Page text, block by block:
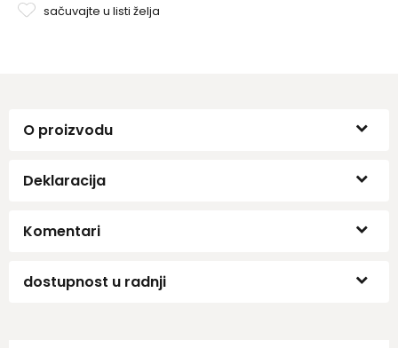
sačuvajte u listi želja
O proizvodu
Deklaracija
Komentari
dostupnost u radnji